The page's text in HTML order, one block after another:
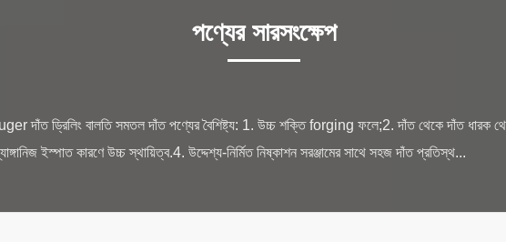
পণ্যের সারসংক্ষেপ
Auger দাঁত ড্রিলিং বালতি সমতল দাঁত পণ্যের বৈশিষ্ট্য: 1. উচ্চ শক্তি forging ফলে;2. দাঁত থেকে দাঁত ধারক